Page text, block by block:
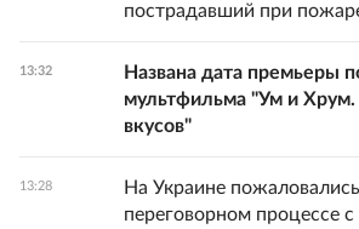
пострадавший при
13:32
Названа дата премьеры
мультфильма "Ум и Хрум.
вкусов"
13:28
На Украине
переговорном процессе